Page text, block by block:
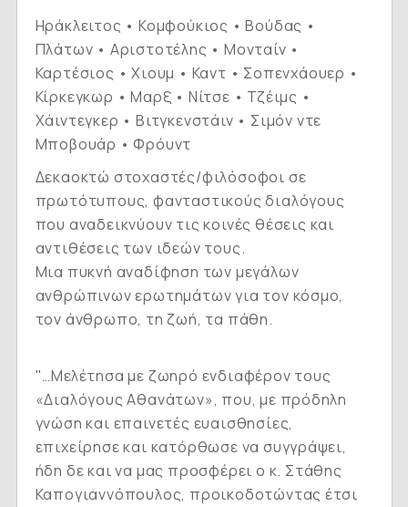
Ηράκλειτος • Κομφούκιος • Βούδας •
Πλάτων • Αριστοτέλης • Μονταίν •
Καρτέσιος • Χιουμ • Καντ • Σοπενχάουερ •
Κίρκεγκωρ • Μαρξ • Νίτσε • Τζέιμς •
Χάιντεγκερ • Βιτγκενστάιν • Σιμόν ντε
Μποβουάρ • Φρόυντ
Δεκαοκτώ στοχαστές/φιλόσοφοι σε
πρωτότυπους, φανταστικούς διαλόγους
που αναδεικνύουν τις κοινές θέσεις και
αντιθέσεις των ιδεών τους.
Μια πυκνή αναδίφηση των μεγάλων
ανθρώπινων ερωτημάτων για τον κόσμο,
τον άνθρωπο, τη ζωή, τα πάθη.
"…Μελέτησα με ζωηρό ενδιαφέρον τους
«Διαλόγους Αθανάτων», που, με πρόδηλη
γνώση και επαινετές ευαισθησίες,
επιχείρησε και κατόρθωσε να συγγράψει,
ήδη δε και να μας προσφέρει ο κ. Στάθης
Καπογιαννόπουλος, προικοδοτώντας έτσι